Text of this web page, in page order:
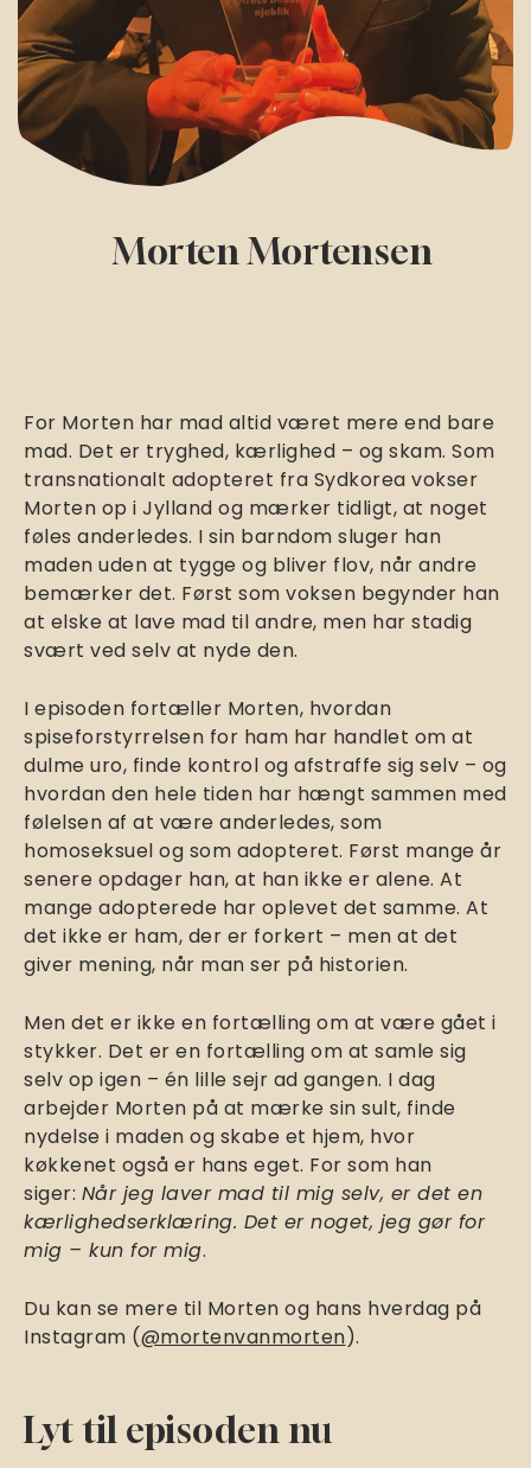
Morten Mortensen
For Morten har mad altid været mere end bare
mad. Det er tryghed, kærlighed – og skam. Som
transnationalt adopteret fra Sydkorea vokser
Morten op i Jylland og mærker tidligt, at noget
føles anderledes. I sin barndom sluger han
maden uden at tygge og bliver flov, når andre
bemærker det. Først som voksen begynder han
at elske at lave mad til andre, men har stadig
svært ved selv at nyde den.
I episoden fortæller Morten, hvordan
spiseforstyrrelsen for ham har handlet om at
dulme uro, finde kontrol og afstraffe sig selv – og
hvordan den hele tiden har hængt sammen med
følelsen af at være anderledes, som
homoseksuel og som adopteret. Først mange år
senere opdager han, at han ikke er alene. At
mange adopterede har oplevet det samme. At
det ikke er ham, der er forkert – men at det
giver mening, når man ser på historien.
Men det er ikke en fortælling om at være gået i
stykker. Det er en fortælling om at samle sig
selv op igen – én lille sejr ad gangen. I dag
arbejder Morten på at mærke sin sult, finde
nydelse i maden og skabe et hjem, hvor
køkkenet også er hans eget. For som han
siger: Når jeg laver mad til mig selv, er det en
kærlighedserklæring. Det er noget, jeg gør for
mig – kun for mig.
Du kan se mere til Morten og hans hverdag på
Instagram (@mortenvanmorten).
Lyt til episoden nu